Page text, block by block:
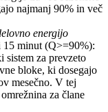
najmanj 90% in več
energijo
minut (Q>=90%):
sistem za prevzeto
bloke, ki dosegajo
mesečno. V tej
za člane